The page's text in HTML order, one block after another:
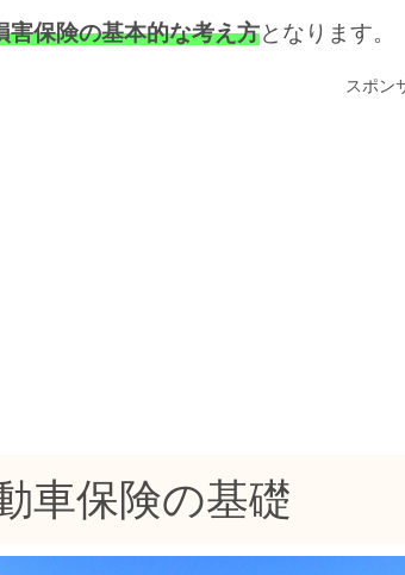
害保険の基本的な考え方となります。
スポン
車保険の基礎